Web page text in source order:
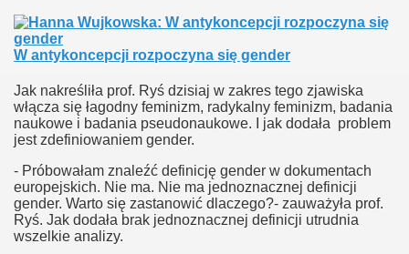
W antykoncepcji rozpoczyna się gender
Jak nakreśliła prof. Ryś dzisiaj w zakres tego zjawiska
włącza się łagodny feminizm, radykalny feminizm, badania
naukowe i badania pseudonaukowe. I jak dodała problem
jest zdefiniowaniem gender.
- Próbowałam znaleźć definicję gender w dokumentach
europejskich. Nie ma. Nie ma jednoznacznej definicji
gender. Warto się zastanowić dlaczego?- zauważyła prof.
Ryś. Jak dodała brak jednoznacznej definicji utrudnia
wszelkie analizy.